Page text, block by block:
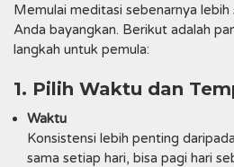
Memulai meditasi sebenarnya lebih
Anda bayangkan. Berikut adalah
langkah untuk pemula:
1. Pilih Waktu dan
Waktu
Konsistensi lebih penting
sama setiap hari, bisa pagi hari